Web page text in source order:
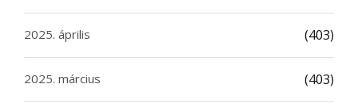
2025. április (403)
2025. március (403)